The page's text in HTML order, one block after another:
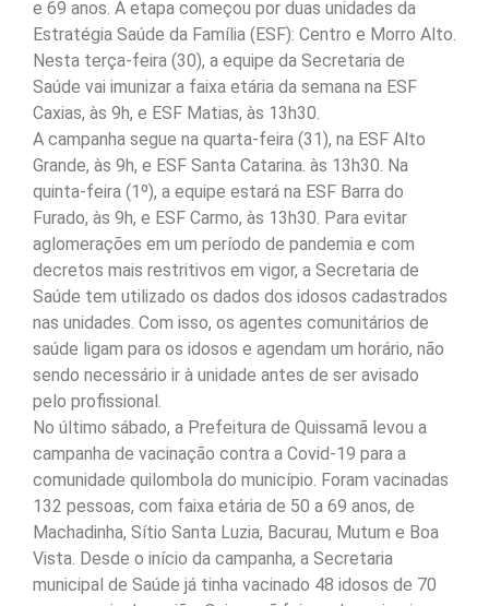
e 69 anos. A etapa começou por duas unidades da
Estratégia Saúde da Família (ESF): Centro e Morro Alto.
Nesta terça-feira (30), a equipe da Secretaria de
Saúde vai imunizar a faixa etária da semana na ESF
Caxias, às 9h, e ESF Matias, às 13h30.
A campanha segue na quarta-feira (31), na ESF Alto
Grande, às 9h, e ESF Santa Catarina. às 13h30. Na
quinta-feira (1º), a equipe estará na ESF Barra do
Furado, às 9h, e ESF Carmo, às 13h30. Para evitar
aglomerações em um período de pandemia e com
decretos mais restritivos em vigor, a Secretaria de
Saúde tem utilizado os dados dos idosos cadastrados
nas unidades. Com isso, os agentes comunitários de
saúde ligam para os idosos e agendam um horário, não
sendo necessário ir à unidade antes de ser avisado
pelo profissional.
No último sábado, a Prefeitura de Quissamã levou a
campanha de vacinação contra a Covid-19 para a
comunidade quilombola do município. Foram vacinadas
132 pessoas, com faixa etária de 50 a 69 anos, de
Machadinha, Sítio Santa Luzia, Bacurau, Mutum e Boa
Vista. Desde o início da campanha, a Secretaria
municipal de Saúde já tinha vacinado 48 idosos de 70